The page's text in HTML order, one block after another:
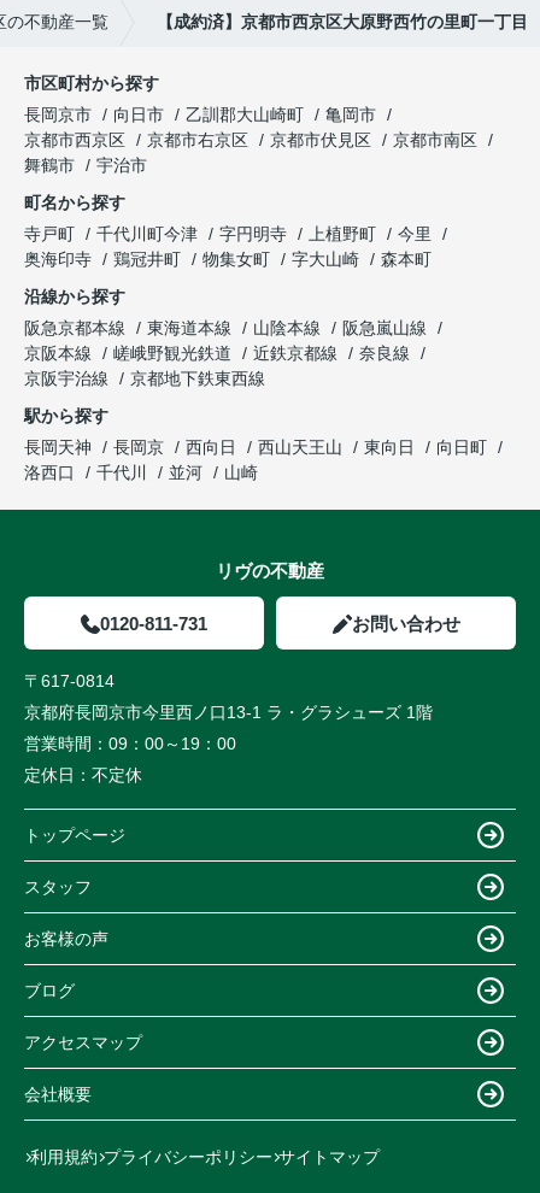
の不動産一覧 【成約済】京都市西京区大原野西竹の里町一丁目
市区町村から探す
長岡京市
向日市 乙訓郡大山崎町
亀岡市
京都市西京区
京都市右京区 京都市伏見区
京都市南区
舞鶴市
宇治市
町名から探す
寺戸町
千代川町今津 字円明寺 上植野町
今里
奥海印寺
鶏冠井町 物集女町 字大山崎
森本町
沿線から探す
阪急京都本線
東海道本線 山陰本線
阪急嵐山線
京阪本線
嵯峨野観光鉄道 近鉄京都線
奈良線
京阪宇治線
京都地下鉄東西線
駅から探す
長岡天神
長岡京 西向日 西山天王山 東向日
向日町
洛西口
千代川 並河 山崎
リヴの不動産
0120-811-731 お問い合わせ
〒617-0814
京都府長岡京市今里西ノ口13-1 ラ・グラシューズ 1階
営業時間： 09：00～19：00
定休日： 不定休
トップページ
スタッフ
お客様の声
ブログ
アクセスマップ
会社概要
利用規約 プライバシーポリシー サイトマップ